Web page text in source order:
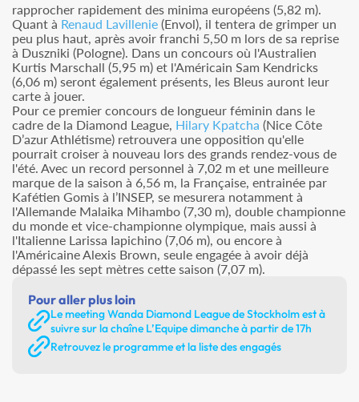
rapprocher rapidement des minima européens (5,82 m).
Quant à Renaud Lavillenie (Envol), il tentera de grimper un
peu plus haut, après avoir franchi 5,50 m lors de sa reprise
à Duszniki (Pologne). Dans un concours où l'Australien
Kurtis Marschall (5,95 m) et l'Américain Sam Kendricks
(6,06 m) seront également présents, les Bleus auront leur
carte à jouer.
Pour ce premier concours de longueur féminin dans le
cadre de la Diamond League, Hilary Kpatcha (Nice Côte
D’azur Athlétisme) retrouvera une opposition qu'elle
pourrait croiser à nouveau lors des grands rendez-vous de
l'été. Avec un record personnel à 7,02 m et une meilleure
marque de la saison à 6,56 m, la Française, entrainée par
Kafétien Gomis à l’INSEP, se mesurera notamment à
l'Allemande Malaika Mihambo (7,30 m), double championne
du monde et vice-championne olympique, mais aussi à
l'Italienne Larissa Iapichino (7,06 m), ou encore à
l'Américaine Alexis Brown, seule engagée à avoir déjà
dépassé les sept mètres cette saison (7,07 m).
Pour aller plus loin
Le meeting Wanda Diamond League de Stockholm est à
suivre sur la chaîne L’Equipe dimanche à partir de 17h
Retrouvez le programme et la liste des engagés